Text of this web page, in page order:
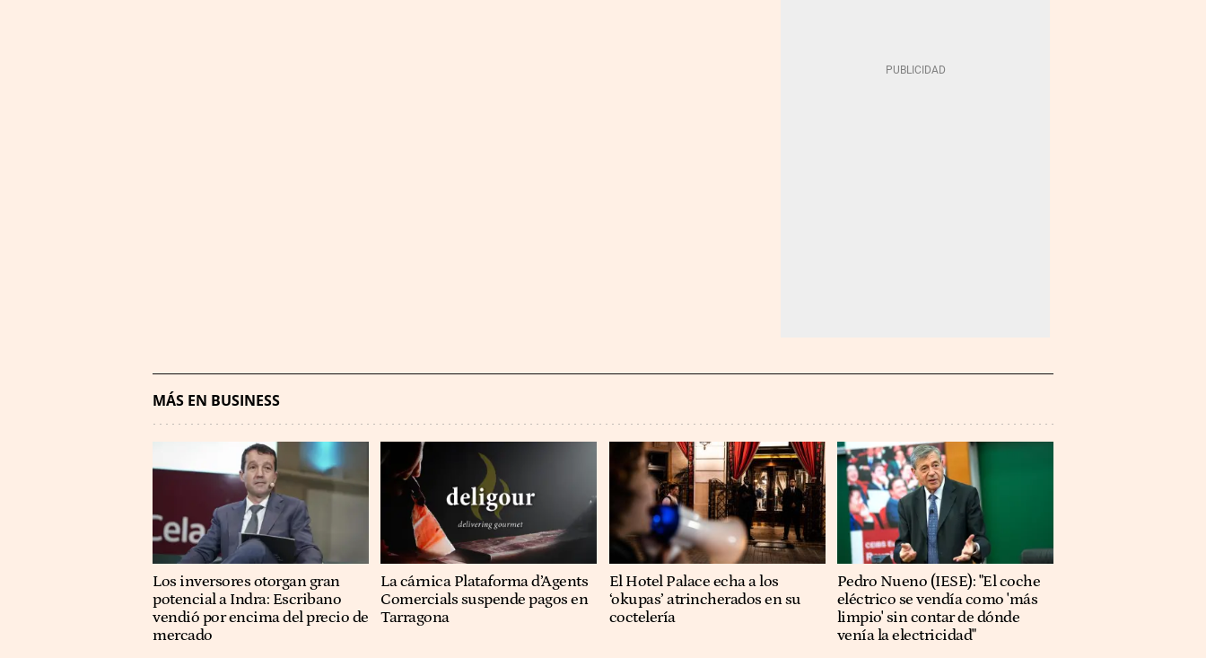
MÁS EN BUSINESS
Los inversores otorgan gran
potencial a Indra: Escribano
vendió por encima del precio de
mercado
La cárnica Plataforma d’Agents
Comercials suspende pagos en
Tarragona
El Hotel Palace echa a los
‘okupas’ atrincherados en su
coctelería
Pedro Nueno (IESE): "El coche
eléctrico se vendía como 'más
limpio' sin contar de dónde
venía la electricidad"